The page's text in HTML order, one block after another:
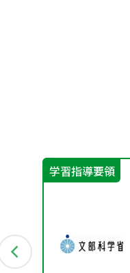
学習指導要領